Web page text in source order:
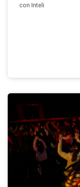
con Inteli